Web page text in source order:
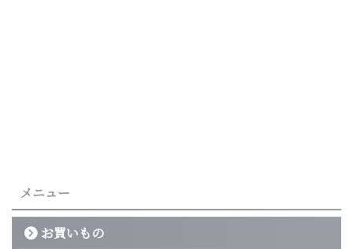
メニュー
お買いもの